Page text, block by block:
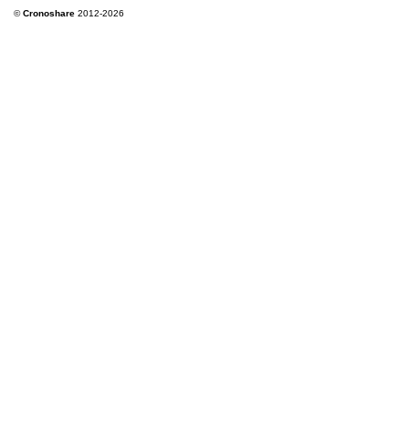
©Cronoshare 2012-2026